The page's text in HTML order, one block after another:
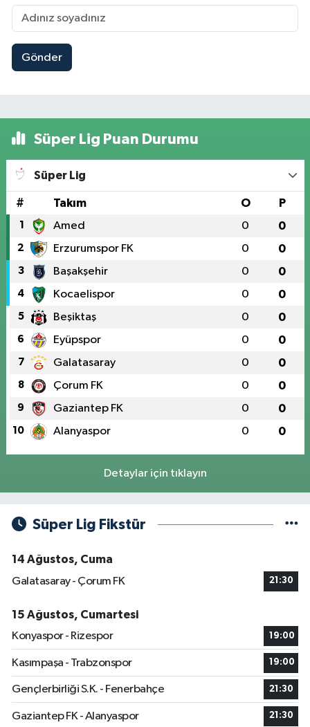
Gönder
Süper Lig Puan Durumu
Süper Lig
# Takım O P
1 Amed 0 0
2 Erzurumspor FK 0 0
3 Başakşehir 0 0
4 Kocaelispor 0 0
5 Beşiktaş 0 0
6 Eyüpspor 0 0
7 Galatasaray 0 0
8 Çorum FK 0 0
9 Gaziantep FK 0 0
10 Alanyaspor 0 0
Detaylar için tıklayın
Süper Lig Fikstür
14 Ağustos, Cuma
Galatasaray - Çorum FK
21:30
15 Ağustos, Cumartesi
Konyaspor - Rizespor
19:00
Kasımpaşa - Trabzonspor 19:00
Gençlerbirliği S.K. - Fenerbahçe 21:30
Gaziantep FK - Alanyaspor 21:30